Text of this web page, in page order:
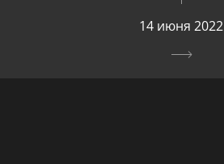
14 июня 2022